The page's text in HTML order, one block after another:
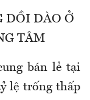
DỒI DÀO Ở
TÂM
bán lẻ tại
lệ trống thấp